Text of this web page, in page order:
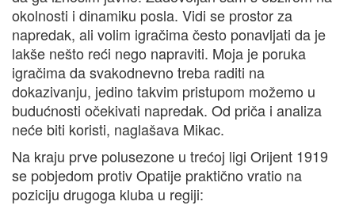
okolnosti i dinamiku posla. Vidi se prostor za
napredak, ali volim igračima često ponavljati da je
lakše nešto reći nego napraviti. Moja je poruka
igračima da svakodnevno treba raditi na
dokazivanju, jedino takvim pristupom možemo u
budućnosti očekivati napredak. Od priča i analiza
neće biti koristi, naglašava Mikac.
Na kraju prve polusezone u trećoj ligi Orijent 1919
se pobjedom protiv Opatije praktično vratio na
poziciju drugoga kluba u regiji: